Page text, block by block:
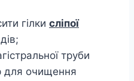
гілки сліпої
труби
для очищення